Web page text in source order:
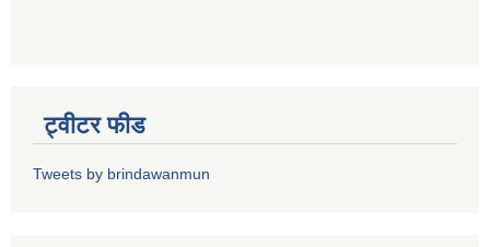
ट्वीटर फीड
Tweets by brindawanmun